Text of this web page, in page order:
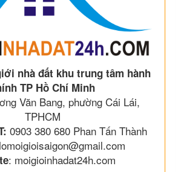
nhà đất khu trung tâm hành
TP Hồ Chí Minh
Văn Bang, phường Cái Lái,
TPHCM
0903 380 680 Phan Tấn Thành
: moigioinhadat24h.com